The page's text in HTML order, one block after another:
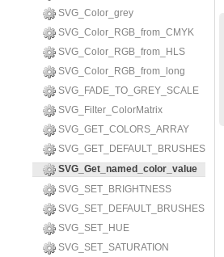
SVG_Color_grey
SVG_Color_RGB_from_CMYK
SVG_Color_RGB_from_HLS
SVG_Color_RGB_from_long
SVG_FADE_TO_GREY_SCALE
SVG_Filter_ColorMatrix
SVG_GET_COLORS_ARRAY
SVG_GET_DEFAULT_BRUSHES
SVG_Get_named_color_value
SVG_SET_BRIGHTNESS
SVG_SET_DEFAULT_BRUSHES
SVG_SET_HUE
SVG_SET_SATURATION